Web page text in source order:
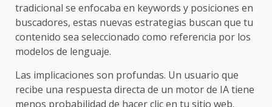
tradicional se enfocaba en keywords y posiciones en
buscadores, estas nuevas estrategias buscan que tu
contenido sea seleccionado como referencia por los
modelos de lenguaje.
Las implicaciones son profundas. Un usuario que
recibe una respuesta directa de un motor de IA tiene
menos probabilidad de hacer clic en tu sitio web.